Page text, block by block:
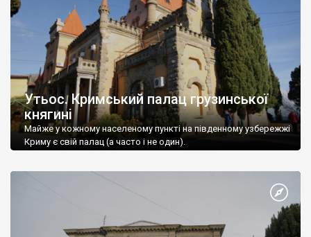
Утьос. Кримський палац грузинської
княгині
Майже у кожному населеному пункті на південному узбережжі
Криму є свій палац (а часто і не один).